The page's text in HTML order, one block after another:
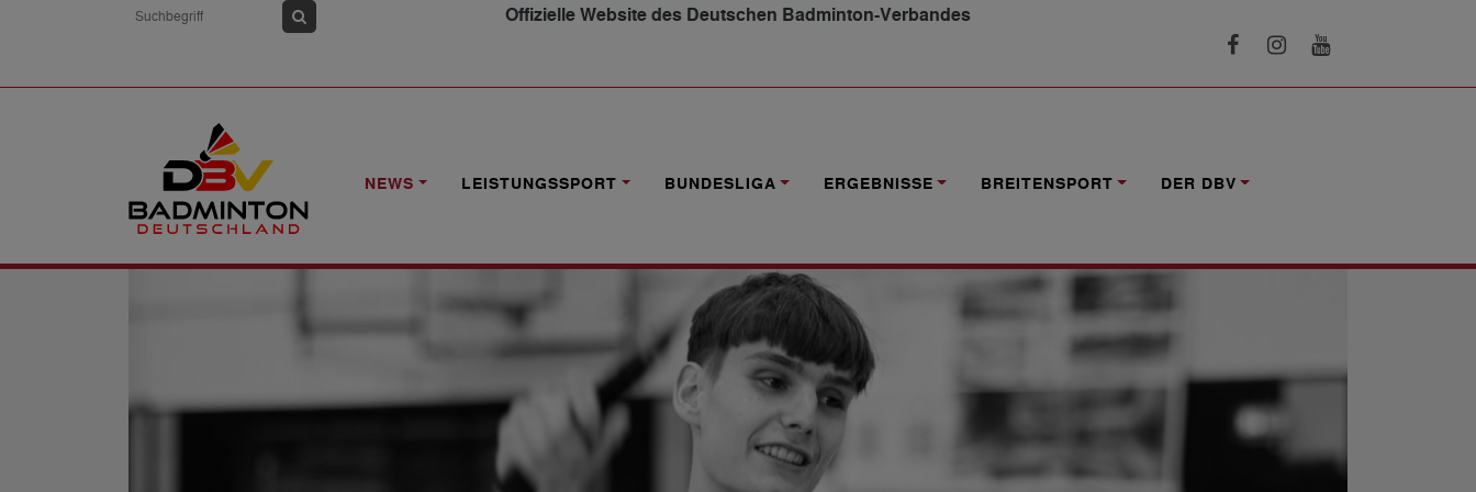
Offizielle Website des Deutschen Badminton-Verbandes
NEWS LEISTUNGSSPORT BUNDESLIGA ERGEBNISSE BREITENSPORT DER DBV
NEWS